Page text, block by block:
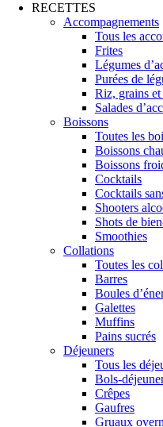
RECETTES
Accompagnements
Tous les
Frites
Légumes
Purées de
Riz, grains et
Salades
Boissons
Toutes les
Boissons
Boissons
Cocktails
Cocktails
Shooters
Shots de
Smoothies
Collations
Toutes les
Barres
Boules
Galettes
Muffins
Pains sucrés
Déjeuners
Tous les
Bols-
Crêpes
Gaufres
Gruaux